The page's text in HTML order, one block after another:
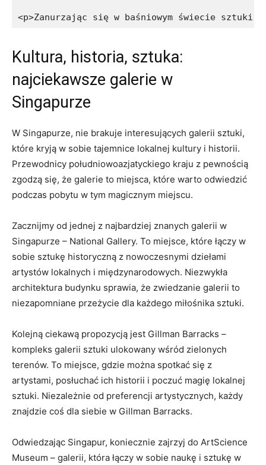
<p>Zanurzając się w baśniowym świecie
Kultura, historia, sztuka:
najciekawsze galerie w
Singapurze
W⁤ Singapurze, nie brakuje interesujących galerii ⁤sztuki,
które kryją ​w sobie tajemnice⁢ lokalnej kultury i historii.
⁢Przewodnicy południowoazjatyckiego kraju z pewnością
zgodzą się, że ⁤galerie to miejsca, które ⁢warto ‍odwiedzić
podczas pobytu w ​tym magicznym miejscu.
Zacznijmy od ‌jednej z najbardziej znanych⁣ galerii w
Singapurze​ – National Gallery. To miejsce, które łączy w
sobie ⁢sztukę⁢ historyczną z nowoczesnymi dziełami ​
artystów lokalnych⁣ i międzynarodowych. Niezwykła
architektura budynku sprawia, że zwiedzanie galerii⁣ to
niezapomniane przeżycie dla każdego‍ miłośnika ​sztuki.
Kolejną​ ciekawą ⁢propozycją jest Gillman Barracks –
kompleks galerii sztuki ⁢ulokowany wśród ⁢zielonych
terenów. To miejsce, gdzie ‌można ⁣spotkać ⁣się z
artystami, posłuchać ich historii i poczuć magię lokalnej
sztuki.⁢ Niezależnie od preferencji artystycznych, każdy
‍znajdzie coś dla siebie w⁣ Gillman Barracks.
Odwiedzając Singapur, koniecznie zajrzyj do ArtScience⁤
Museum – galerii, która⁣ łączy w sobie‌ naukę i sztukę w